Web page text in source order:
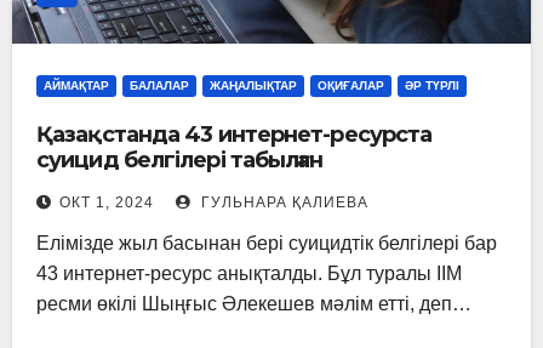
АЙМАҚТАР БАЛАЛАР ЖАҢАЛЫҚТАР ОҚИҒАЛАР ӘР ТҮРЛІ
Қазақстанда 43 интернет-ресурста
суицид белгілері табылған
ОКТ 1, 2024 ГУЛЬНАРА ҚАЛИЕВА
Елімізде жыл басынан бері суицидтік белгілері бар
43 интернет-ресурс анықталды. Бұл туралы ІІМ
ресми өкілі Шыңғыс Әлекешев мәлім етті, деп…